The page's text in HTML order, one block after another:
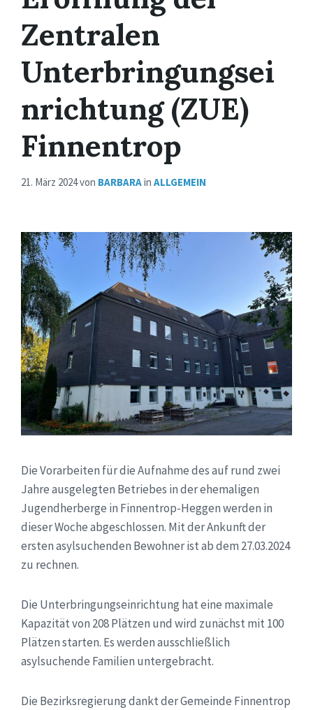
Zentralen
Unterbringungsei
nrichtung (ZUE)
Finnentrop
21. März 2024von BARBARAin ALLGEMEIN
Die Vorarbeiten für die Aufnahme des auf rund zwei
Jahre ausgelegten Betriebes in der ehemaligen
Jugendherberge in Finnentrop-Heggen werden in
dieser Woche abgeschlossen. Mit der Ankunft der
ersten asylsuchenden Bewohner ist ab dem 27.03.2024
zu rechnen.
Die Unterbringungseinrichtung hat eine maximale
Kapazität von 208 Plätzen und wird zunächst mit 100
Plätzen starten. Es werden ausschließlich
asylsuchende Familien untergebracht.
Die Bezirksregierung dankt der Gemeinde Finnentrop